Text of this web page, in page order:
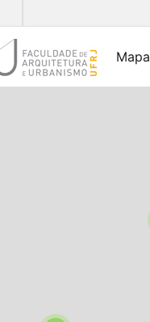
Mapa